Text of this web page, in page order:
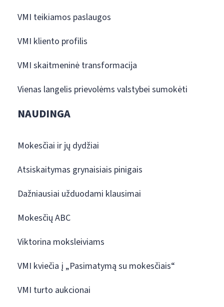
VMI teikiamos paslaugos
VMI kliento profilis
VMI skaitmeninė transformacija
Vienas langelis prievolėms valstybei sumokėti
NAUDINGA
Mokesčiai ir jų dydžiai
Atsiskaitymas grynaisiais pinigais
Dažniausiai užduodami klausimai
Mokesčių ABC
Viktorina moksleiviams
VMI kviečia į „Pasimatymą su mokesčiais“
VMI turto aukcionai